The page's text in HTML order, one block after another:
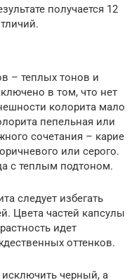
получается 12
– теплых тонов и
в том, что нет
колорита мало
пепельная или
сочетания – карие
или серого.
с теплым подтоном.
следует избегать
Цвета частей капсулы
идет
оттенков.
черный, а